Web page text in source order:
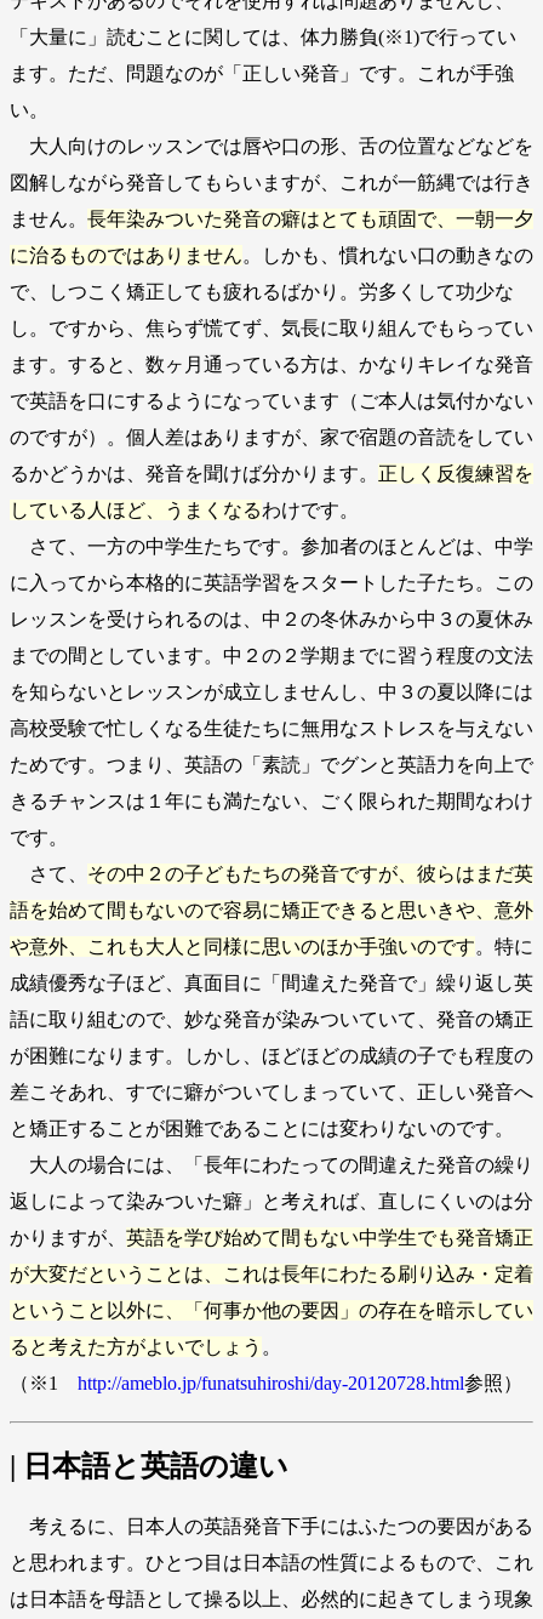
「大量に」読むことに関しては、体力勝負(※1)で行ってい
ます。ただ、問題なのが「正しい発音」です。これが手強
い。
大人向けのレッスンでは唇や口の形、舌の位置などなどを
図解しながら発音してもらいますが、これが一筋縄では行き
ません。 長年染みついた発音の癖はとても頑固で、一朝一夕
に治るものではありません。しかも、慣れない口の動きなの
で、しつこく矯正しても疲れるばかり。労多くして功少な
し。ですから、焦らず慌てず、気長に取り組んでもらってい
ます。すると、数ヶ月通っている方は、かなりキレイな発音
で英語を口にするようになっています（ご本人は気付かない
のですが）。個人差はありますが、家で宿題の音読をしてい
るかどうかは、発音を聞けば分かります。 正しく反復練習を
している人ほど、うまくなるわけです。
さて、一方の中学生たちです。参加者のほとんどは、中学
に入ってから本格的に英語学習をスタートした子たち。この
レッスンを受けられるのは、中２の冬休みから中３の夏休み
までの間としています。中２の２学期までに習う程度の文法
を知らないとレッスンが成立しませんし、中３の夏以降には
高校受験で忙しくなる生徒たちに無用なストレスを与えない
ためです。つまり、英語の「素読」でグンと英語力を向上で
きるチャンスは１年にも満たない、ごく限られた期間なわけ
です。
さて、 その中２の子どもたちの発音ですが、彼らはまだ英
語を始めて間もないので容易に矯正できると思いきや、意外
や意外、これも大人と同様に思いのほか手強いのです。特に
成績優秀な子ほど、真面目に「間違えた発音で」繰り返し英
語に取り組むので、妙な発音が染みついていて、発音の矯正
が困難になります。しかし、ほどほどの成績の子でも程度の
差こそあれ、すでに癖がついてしまっていて、正しい発音へ
と矯正することが困難であることには変わりないのです。
大人の場合には、「長年にわたっての間違えた発音の繰り
返しによって染みついた癖」と考えれば、直しにくいのは分
かりますが、 英語を学び始めて間もない中学生でも発音矯正
が大変だということは、これは長年にわたる刷り込み・定着
ということ以外に、「何事か他の要因」の存在を暗示してい
ると考えた方がよいでしょう 。
（※1 http://ameblo.jp/funatsuhiroshi/day-20120728.html参照）
| 日本語と英語の違い
考えるに、日本人の英語発音下手にはふたつの要因がある
と思われます。ひとつ目は日本語の性質によるもので、これ
は日本語を母語として操る以上、必然的に起きてしまう現象